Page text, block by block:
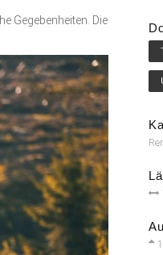
Gegebenheiten. Die